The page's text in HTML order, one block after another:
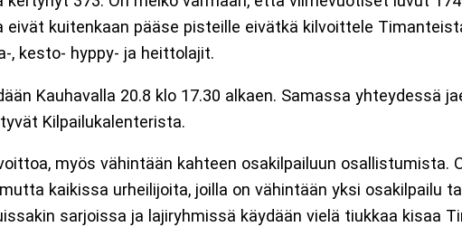
kuitenkaan pääse pisteille eivätkä kilvoittele
, kesto- hyppy- ja heittolajit.
Kauhavalla 20.8 klo 17.30 alkaen. Samassa yhteydessä
Kilpailukalenterista.
myös vähintään kahteen osakilpailuun osallistumista.
kaikissa urheilijoita, joilla on vähintään yksi osakilpailu
sarjoissa ja lajiryhmissä käydään vielä tiukkaa kisaa